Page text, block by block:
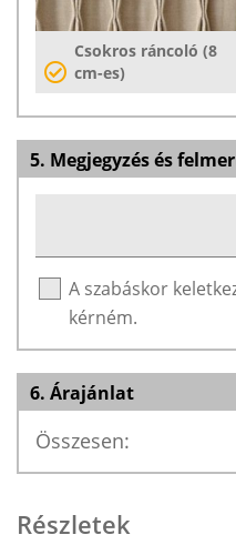
Csokros ráncoló (8
cm-es)
5. Megjegyzés és
A szabáskor
kérném.
6. Árajánlat
Összesen:
Részletek